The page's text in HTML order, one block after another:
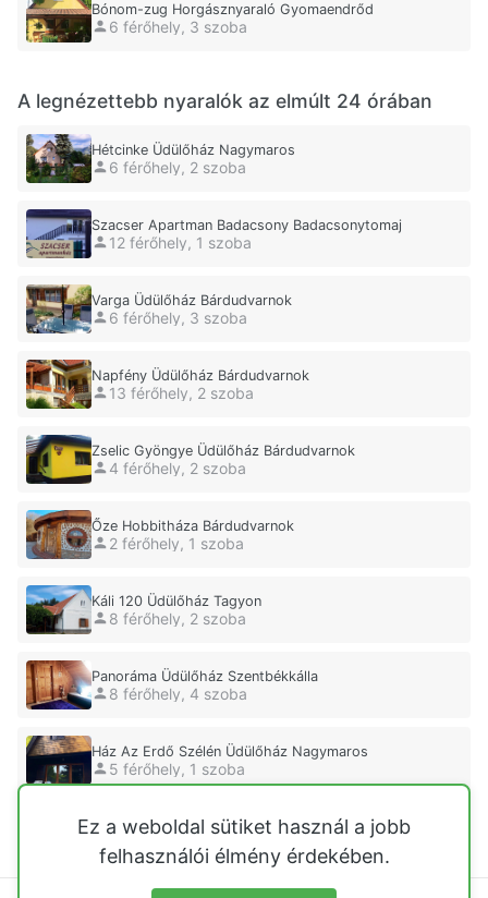
Bónom-zug Horgásznyaraló Gyomaendrőd
6 férőhely, 3 szoba
A legnézettebb nyaralók az elmúlt 24 órában
Hétcinke Üdülőház Nagymaros
6 férőhely, 2 szoba
Szacser Apartman Badacsony Badacsonytomaj
12 férőhely, 1 szoba
Varga Üdülőház Bárdudvarnok
6 férőhely, 3 szoba
Napfény Üdülőház Bárdudvarnok
13 férőhely, 2 szoba
Zselic Gyöngye Üdülőház Bárdudvarnok
4 férőhely, 2 szoba
Őze Hobbitháza Bárdudvarnok
2 férőhely, 1 szoba
Káli 120 Üdülőház Tagyon
8 férőhely, 2 szoba
Panoráma Üdülőház Szentbékkálla
8 férőhely, 4 szoba
Ház Az Erdő Szélén Üdülőház Nagymaros
5 férőhely, 1 szoba
Eszter Üdülőház Sümeg
6 férőhely, 3 szoba
Ez a weboldal sütiket használ a jobb
felhasználói élmény érdekében.